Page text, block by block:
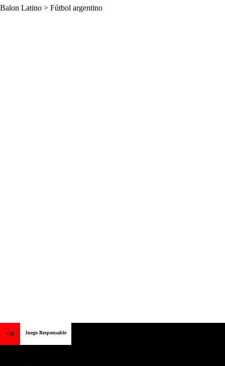
Balon Latino > Fútbol argentino
+18 Juego Responsable